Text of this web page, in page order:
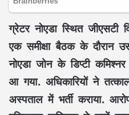
ग्रेटर नोएडा स्थित जीएसटी
एक समीक्षा बैठक के
नोएडा जोन के डिप्टी
आ गया. अधिकारियों ने
अस्पताल में भर्ती कराया.